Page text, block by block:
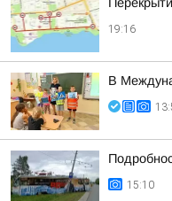
19:16
В
15:10